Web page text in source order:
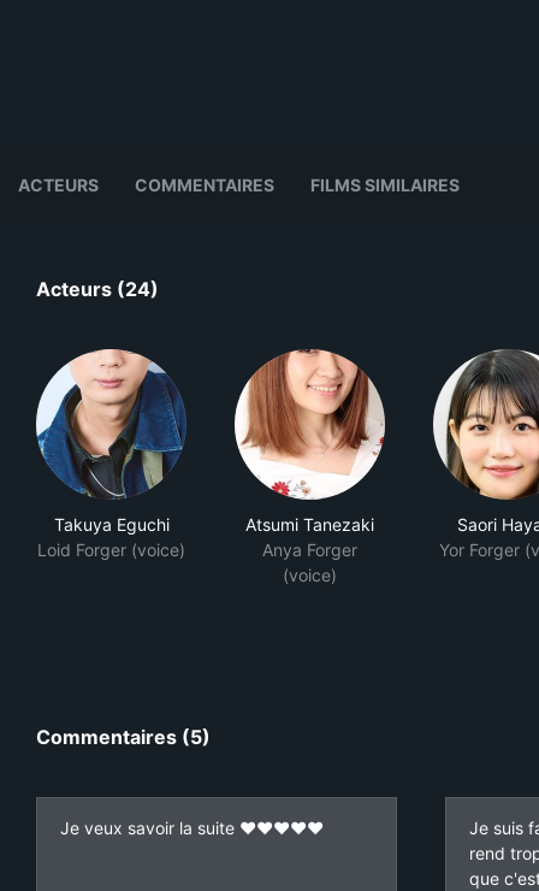
ACTEURS COMMENTAIRES FILMS SIMILAIRES
Acteurs (24)
Takuya Eguchi
Loid Forger (voice)
Atsumi Tanezaki
Anya Forger
(voice)
Saori
Yor Forger
Commentaires (5)
Je veux savoir la suite ❤️❤️❤️❤️❤️
Je suis
rend
que